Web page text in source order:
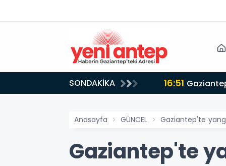
SONDAKİKA 16:51
Anasayfa GÜNCEL Gaziantep'te
Gaziantep'te